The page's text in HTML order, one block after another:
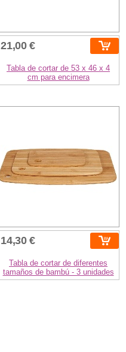
21,00 €
Tabla de cortar de 53 x 46 x 4
cm para encimera
14,30 €
Tabla de cortar de diferentes
tamaños de bambú - 3 unidades